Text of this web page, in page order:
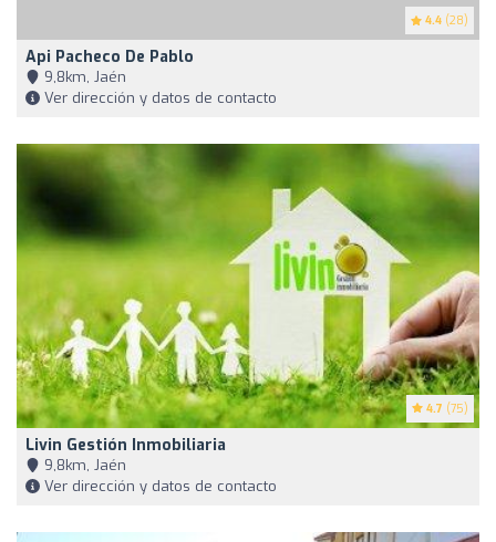
4.4 (28)
Api Pacheco De Pablo
9,8km, Jaén
Ver dirección y datos de contacto
4.7 (75)
Livin Gestión Inmobiliaria
9,8km, Jaén
Ver dirección y datos de contacto